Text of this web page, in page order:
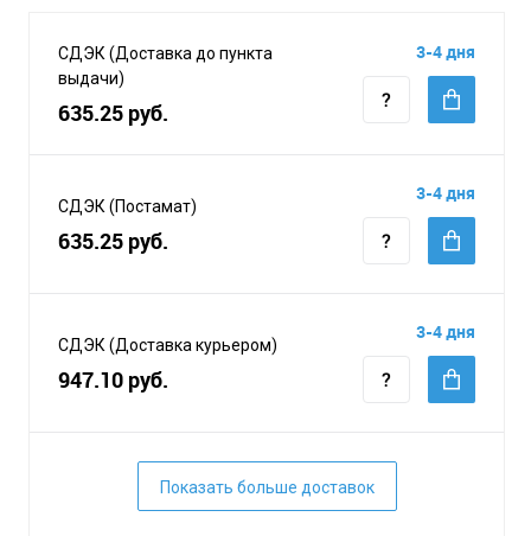
СДЭК (Доставка до пункта
выдачи)
635.25 руб.
3-4 дня
СДЭК (Постамат)
635.25 руб.
3-4 дня
СДЭК (Доставка курьером)
947.10 руб.
3-4 дня
Показать больше доставок